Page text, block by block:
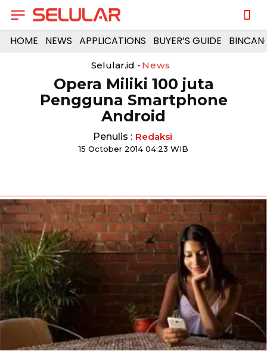
HOME NEWS APPLICATIONS BUYER’S GUIDE
Selular.id - News
Opera Miliki 100 juta
Pengguna Smartphone
Android
Penulis : Redaksi
15 October 2014 04:23 WIB